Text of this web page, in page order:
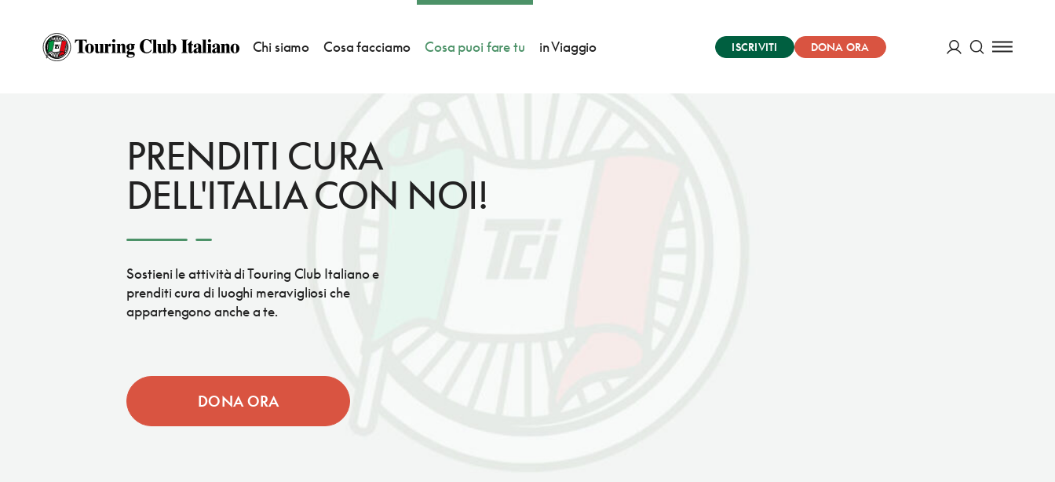
Chi siamo Cosa facciamo Cosa puoi fare tu in Viaggio ISCRIVITI
DONA ORA
PRENDITI CURA
DELL'ITALIA CON NOI!
Sostieni le attività di Touring Club Italiano e
prenditi cura di luoghi meravigliosi che
appartengono anche a te.
DONA ORA